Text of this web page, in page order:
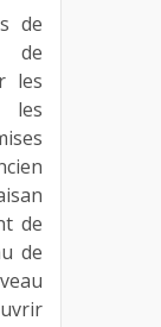
de
de
les
les
de
de